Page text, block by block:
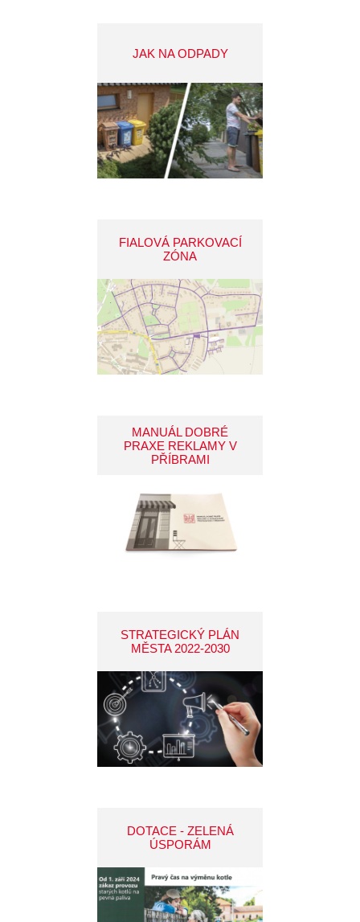
JAK NA ODPADY
FIALOVÁ PARKOVACÍ
ZÓNA
MANUÁL DOBRÉ
PRAXE REKLAMY V
PŘÍBRAMI
STRATEGICKÝ PLÁN
MĚSTA 2022-2030
DOTACE - ZELENÁ
ÚSPORÁM